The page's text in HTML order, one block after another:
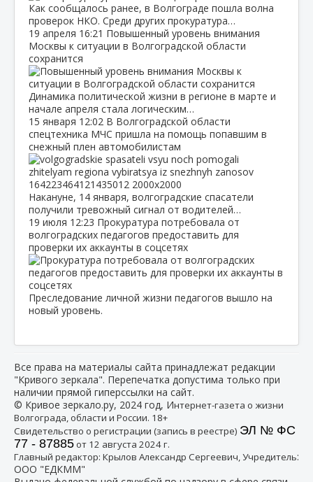
Как сообщалось ранее, в Волгограде пошла волна
проверок НКО. Среди других прокуратура…
19 апреля 16:21 Повышенный уровень внимания
Москвы к ситуации в Волгоградской области
сохранится
Динамика политической жизни в регионе в марте и
начале апреля стала логическим…
15 января 12:02 В Волгоградской области
спецтехника МЧС пришла на помощь попавшим в
снежный плен автомобилистам
Накануне, 14 января, волгоградские спасатели
получили тревожный сигнал от водителей…
19 июля 12:23 Прокуратура потребовала от
волгоградских педагогов предоставить для
проверки их аккаунты в соцсетях
Преследование личной жизни педагогов вышло на
новый уровень.
Все права на материалы сайта принадлежат редакции
"Кривого зеркала". Перепечатка допустима только при
наличии прямой гиперссылки на сайт.
© Кривое зеркало.ру, 2024 год, Интернет-газета о жизни
Волгограда, области и России. 18+
Свидетельство о регистрации (запись в реестре) ЭЛ № ФС
77 - 87885от 12 августа 2024 г.
Главный редактор: Крылов Александр Сергеевич, Учредитель:
ООО "ЕДКММ"